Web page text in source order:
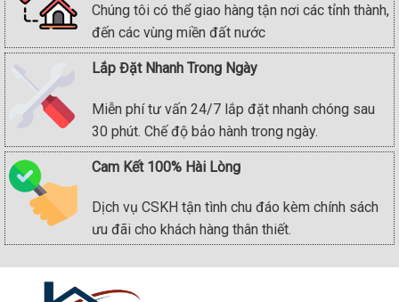
Chúng tôi có thể giao hàng tận nơi các tỉnh thành,
đến các vùng miền đất nước
Lắp Đặt Nhanh Trong Ngày
Miễn phí tư vấn 24/7 lắp đặt nhanh chóng sau
30 phút. Chế độ bảo hành trong ngày.
Cam Kết 100% Hài Lòng
Dịch vụ CSKH tận tình chu đáo kèm chính sách
ưu đãi cho khách hàng thân thiết.